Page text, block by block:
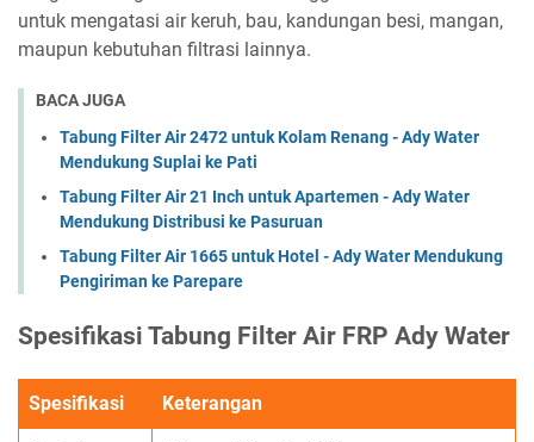
untuk mengatasi air keruh, bau, kandungan besi, mangan,
maupun kebutuhan filtrasi lainnya.
BACA JUGA
Tabung Filter Air 2472 untuk Kolam Renang - Ady Water
Mendukung Suplai ke Pati
Tabung Filter Air 21 Inch untuk Apartemen - Ady Water
Mendukung Distribusi ke Pasuruan
Tabung Filter Air 1665 untuk Hotel - Ady Water Mendukung
Pengiriman ke Parepare
Spesifikasi Tabung Filter Air FRP Ady Water
Spesifikasi Keterangan